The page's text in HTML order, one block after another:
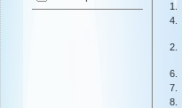
1.
4.
2.
6.
7.
8.